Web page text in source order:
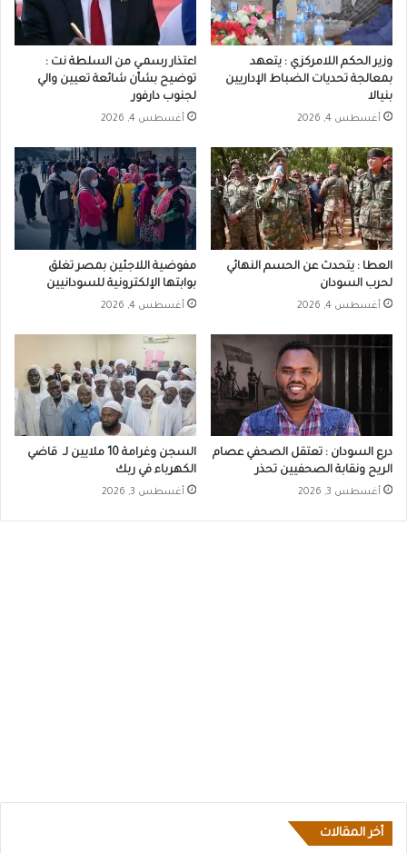
وزير الحكم اللامركزي : يتعهد
بمعالجة تحديات الضباط الإداريين
بنيالا
أغسطس 4, 2026
اعتذار رسمـي من السلطة نت :
توضيح بشأن شائعة تعيين والي
لجنوب دارفور
أغسطس 4, 2026
العطا : يتحدث عن الحسم النهائي
لحرب السودان
أغسطس 4, 2026
مفوضية اللاجئين بمصر تغلق
بوابتها الإلكترونية للسودانيين
أغسطس 4, 2026
درع السودان : تعتقل الصحفي عصام
الريح ونقابة الصحفيين تحذر
أغسطس 3, 2026
السجن وغرامة 10 ملايين لـ قاضي
الكهرباء في ربك
أغسطس 3, 2026
أخر المقالات